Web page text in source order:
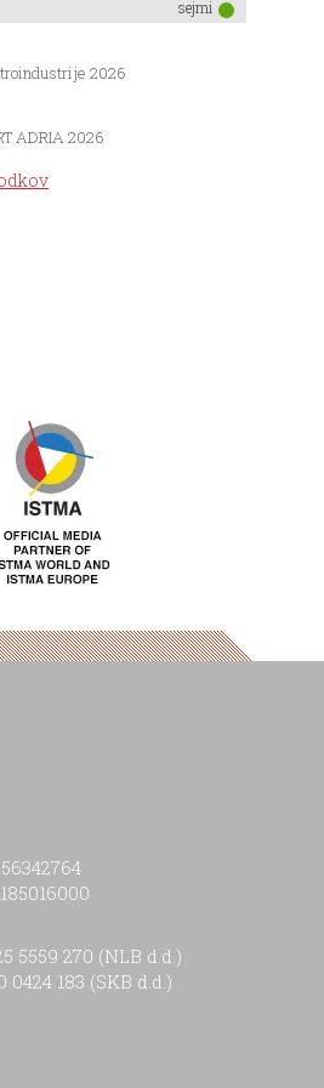
sejmi
2026
ADRIA 2026
5559 270 (NLB d.d.)
0424 183 (SKB d.d.)